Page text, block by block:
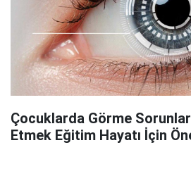
Çocuklarda Görme
Etmek Eğitim Hayatı İçin